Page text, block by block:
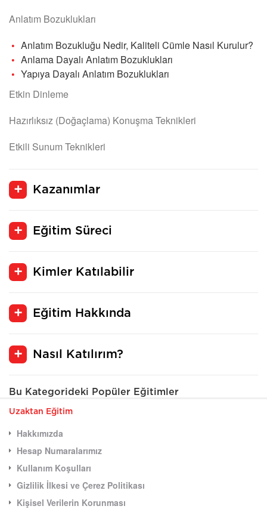
Anlatım Bozuklukları
Anlatım Bozukluğu Nedir, Kaliteli Cümle Nasıl Kurulur?
Anlama Dayalı Anlatım Bozuklukları
Yapıya Dayalı Anlatım Bozuklukları
Etkin Dinleme
Hazırlıksız (Doğaçlama) Konuşma Teknikleri
Etkili Sunum Teknikleri
Kazanımlar
Eğitim Süreci
Kimler Katılabilir
Eğitim Hakkında
Nasıl Katılırım?
Bu Kategorideki Popüler Eğitimler
Uzaktan Eğitim
Hakkımızda
Hesap Numaralarımız
Kullanım Koşulları
Gizlilik İlkesi ve Çerez Politikası
Kişisel Verilerin Korunması